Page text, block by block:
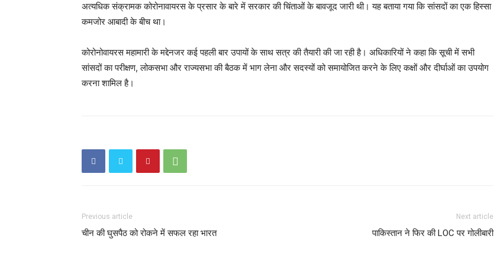
अत्यधिक संक्रामक कोरोनावायरस के प्रसार के बारे में सरकार की चिंताओं के बावजूद जारी थी। यह बताया गया कि सांसदों का एक हिस्सा
कमजोर आबादी के बीच था।
कोरोनोवायरस महामारी के मद्देनजर कई पहली बार उपायों के साथ सत्र की तैयारी की जा रही है। अधिकारियों ने कहा कि सूची में सभी
सांसदों का परीक्षण, लोकसभा और राज्यसभा की बैठक में भाग लेना और सदस्यों को समायोजित करने के लिए कक्षों और दीर्घाओं का उपयोग
करना शामिल है।
Previous article
चीन की घुसपैठ को रोकने में सफल रहा भारत
Next article
पाकिस्तान ने फिर की LOC पर गोलीबारी